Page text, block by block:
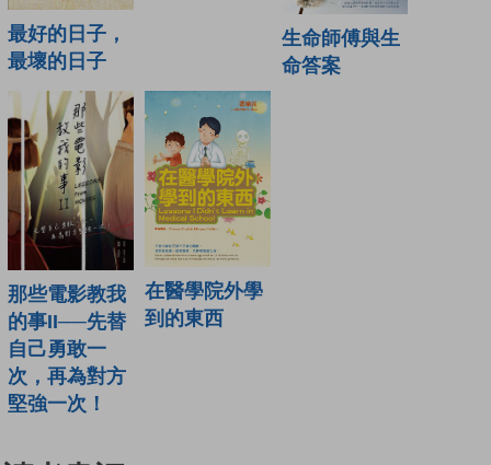
最好的日子，
最壞的日子
生命師傅與生
命答案
那些電影教我
的事II──先替
自己勇敢一
次，再為對方
堅強一次！
在醫學院外學
到的東西